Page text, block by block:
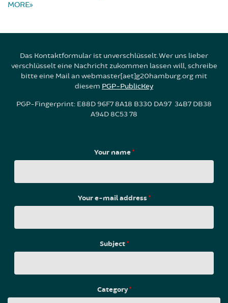
MORE
Das Kontaktformular ist unverschlüsselt. Wer uns lieber
verschlüsselt eine Nachricht zukommen lassen will, schreibe
bitte eine Mail an webmaster[aet]g20hamburg.org mit
diesem PGP-PublicKey
PGP-Fingerprint: E88D 96F7 8A18 B330 DA97 34B7 DB38
A94D 8C53 78
Your name*
Your e-mail address*
Subject*
Category*